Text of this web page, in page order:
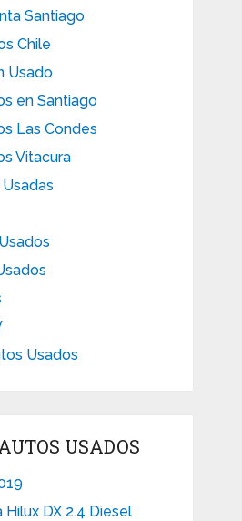
Santiago
Chile
Usado
en Santiago
Las Condes
Vitacura
Usados
USADOS
DX 2.4 Diesel